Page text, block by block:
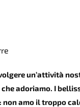
un’attività
adoriamo. I
amo il troppo